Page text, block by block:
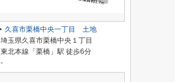
久喜市栗橋中央一丁目 土地
埼玉県久喜市栗橋中央１丁目
東北本線「栗橋」駅 徒歩6分
-